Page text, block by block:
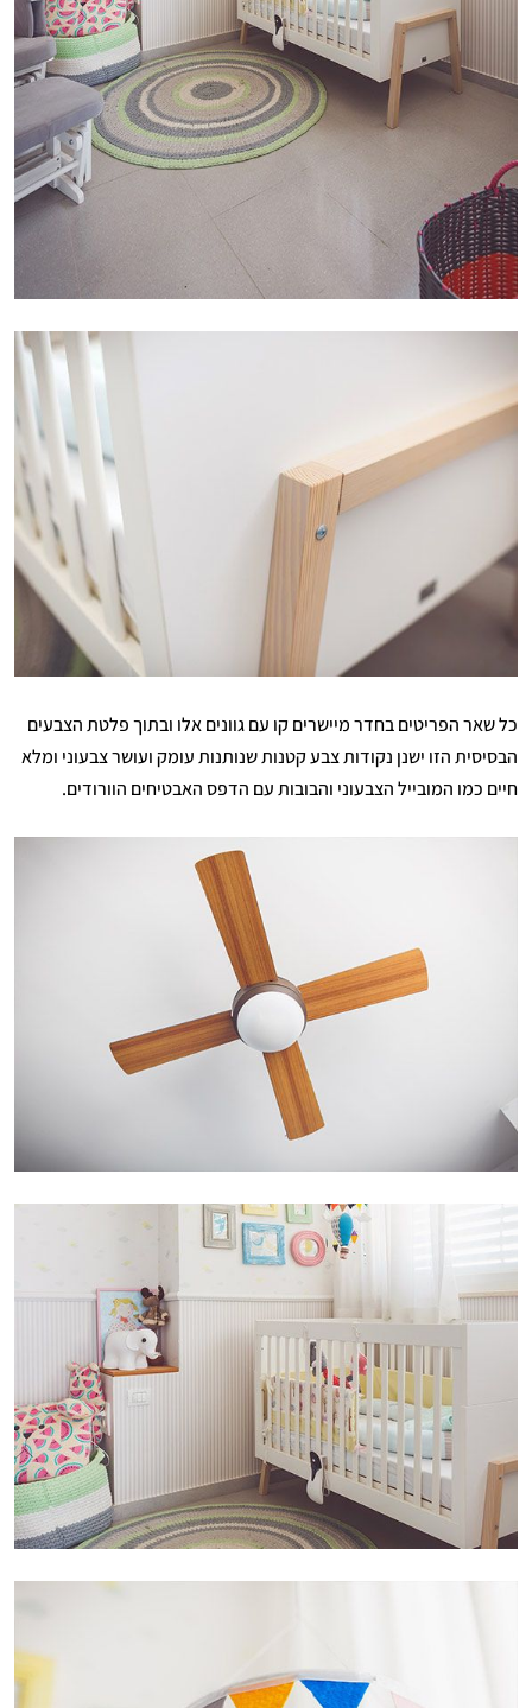
כל שאר הפריטים בחדר מיישרים קו עם גוונים אלו ובתוך פלטת הצבעים
הבסיסית הזו ישנן נקודות צבע קטנות שנותנות עומק ועושר צבעוני ומלא
חיים כמו המובייל הצבעוני והבובות עם הדפס האבטיחים הוורודים.